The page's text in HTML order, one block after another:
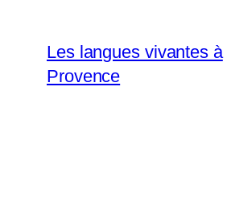
contenu
Les langues vivantes à
Provence